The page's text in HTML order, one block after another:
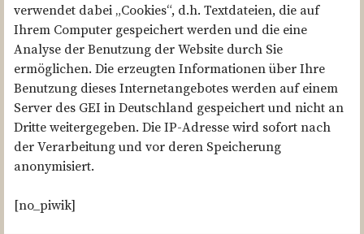
verwendet dabei „Cookies“, d.h. Textdateien, die auf
Ihrem Computer gespeichert werden und die eine
Analyse der Benutzung der Website durch Sie
ermöglichen. Die erzeugten Informationen über Ihre
Benutzung dieses Internetangebotes werden auf einem
Server des GEI in Deutschland gespeichert und nicht an
Dritte weitergegeben. Die IP-Adresse wird sofort nach
der Verarbeitung und vor deren Speicherung
anonymisiert.
[no_piwik]